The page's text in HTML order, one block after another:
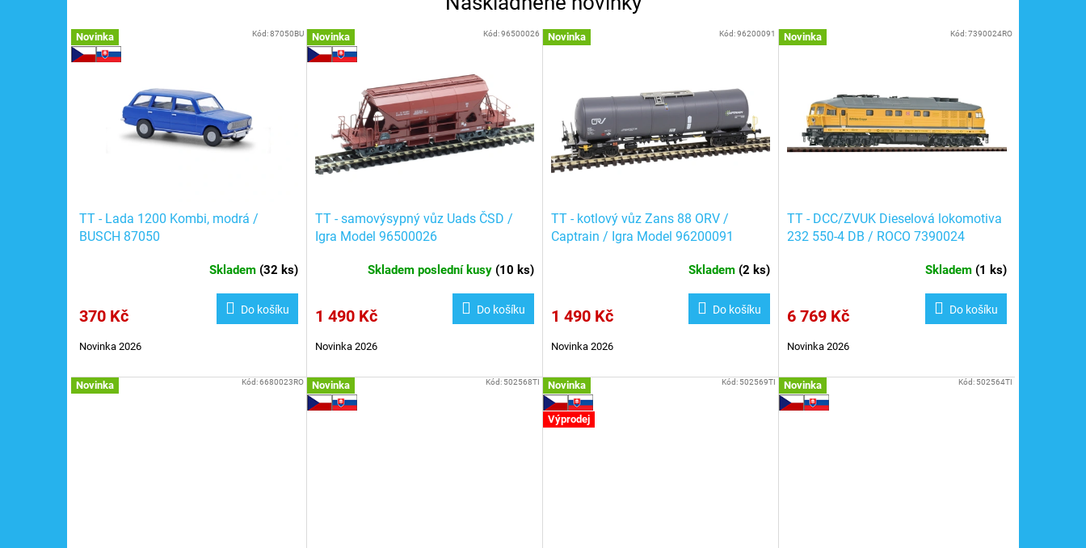
Novinka
TT - Lada 1200 Kombi, modrá /
BUSCH 87050
Skladem (32 ks)
370 Kč Do košíku
Novinka 2026
Kód:87050BU Novinka
TT - samovýsypný vůz Uads ČSD /
Igra Model 96500026
Skladem poslední kusy (10 ks)
1 490 Kč Do košíku
Novinka 2026
Kód:96500026 Novinka
TT - kotlový vůz Zans 88 ORV /
Captrain / Igra Model 96200091
Skladem (2 ks)
1 490 Kč Do košíku
Novinka 2026
Kód:96200091 Novinka
TT - DCC/ZVUK Dieselová lokomotiva
232 550-4 DB / ROCO 7390024
Skladem (1 ks)
6 769 Kč Do košíku
Novinka 2026
Kód:7390024RO
Novinka Kód:6680023RO Novinka Kód: 502568TI Novinka
Výprodej
Kód: 502569TI Novinka Kód: 502564TI